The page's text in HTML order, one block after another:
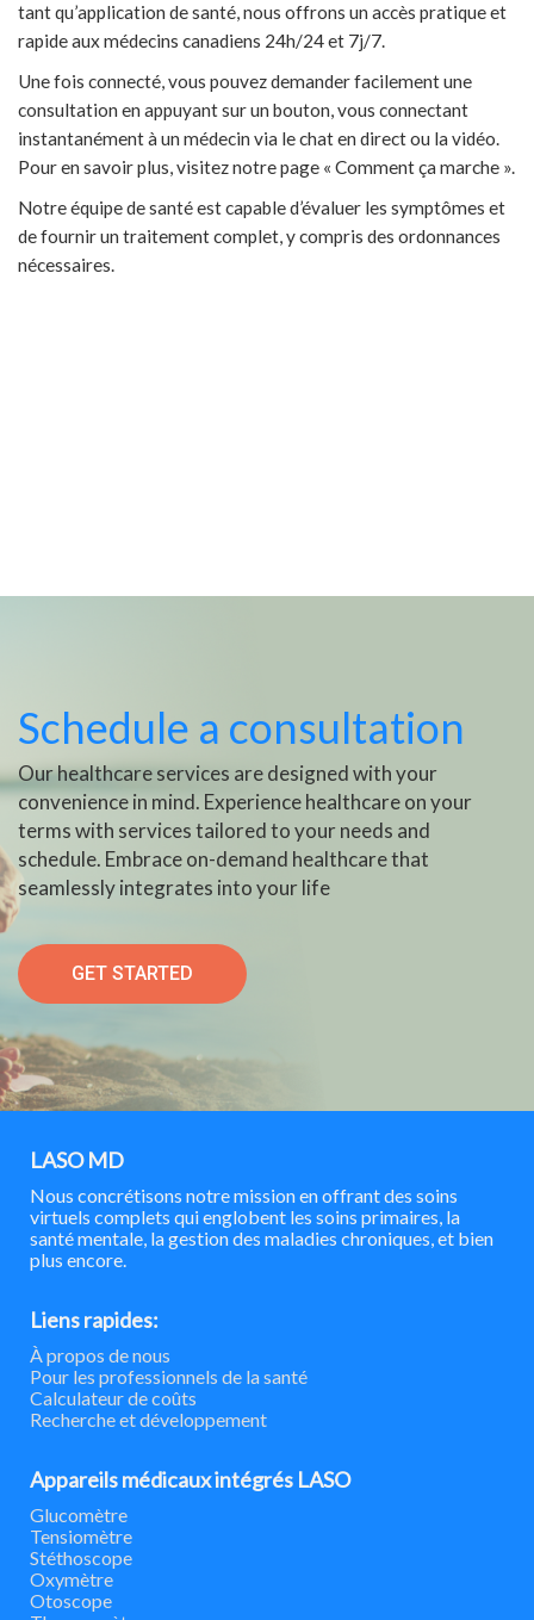
tant qu’application de santé, nous offrons un accès pratique et
rapide aux médecins canadiens 24h/24 et 7j/7.
Une fois connecté, vous pouvez demander facilement une
consultation en appuyant sur un bouton, vous connectant
instantanément à un médecin via le chat en direct ou la vidéo.
Pour en savoir plus, visitez notre page « Comment ça marche ».
Notre équipe de santé est capable d’évaluer les symptômes et
de fournir un traitement complet, y compris des ordonnances
nécessaires.
Schedule a consultation
Our healthcare services are designed with your
convenience in mind. Experience healthcare on your
terms with services tailored to your needs and
schedule. Embrace on-demand healthcare that
seamlessly integrates into your life
GET STARTED
LASO MD
Nous concrétisons notre mission en offrant des soins
virtuels complets qui englobent les soins primaires, la
santé mentale, la gestion des maladies chroniques, et bien
plus encore.
Liens rapides:
À propos de nous
Pour les professionnels de la santé
Calculateur de coûts
Recherche et développement
Appareils médicaux intégrés LASO
Glucomètre
Tensiomètre
Stéthoscope
Oxymètre
Otoscope